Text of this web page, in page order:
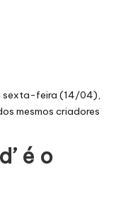
sexta-feira (14/04),
mesmos criadores
é o